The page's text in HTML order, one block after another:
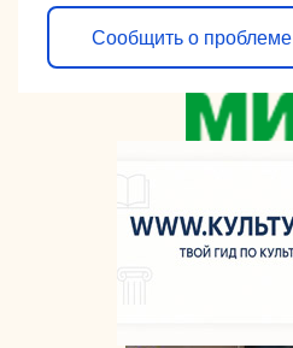
Сообщить о проблеме